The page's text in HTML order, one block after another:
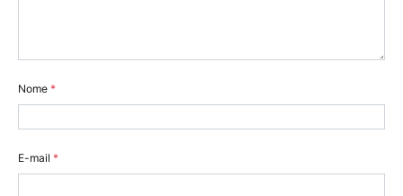
Nome *
E-mail *